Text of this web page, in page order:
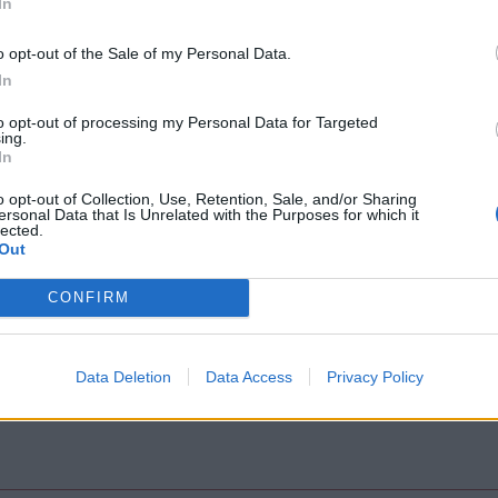
opt-out of the Sale of my Personal Data.
opt-out of processing my Personal Data for Targeted
opt-out of Collection, Use, Retention, Sale, and/or Sharing
Data that Is Unrelated with the Purposes for which it
CONFIRM
Data Deletion Data Access Privacy Policy
das der Auf und Abstieg auch dieses Jahr mit RAV wieder zur
wirklich saudumm muss man ehrlich sagen.
leider jetzt nichtmehr nehmen lassen. Bitter.